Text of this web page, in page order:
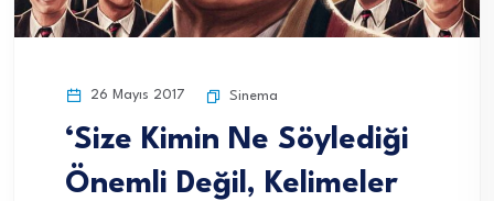
26 Mayıs 2017 Sinema
‘Size Kimin Ne Söylediği
Önemli Değil, Kelimeler